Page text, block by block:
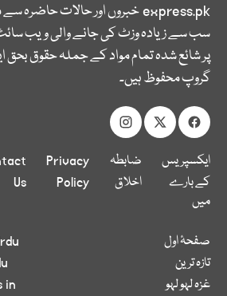
express.pkخبروں اور حالات حاضرہ
سب سے زیادہ وزٹ کی جانے والی ویب
پر شائع شدہ تمام مواد کے جملہ حقوق بحق
گروپ محفوظ ہیں۔
ایکسپریس
کے بارے
میں
ضابطہ
اخلاق
Privacy
Policy
Us
صفحۂ اول
تازہ ترین
غزہ لہو لہو
in